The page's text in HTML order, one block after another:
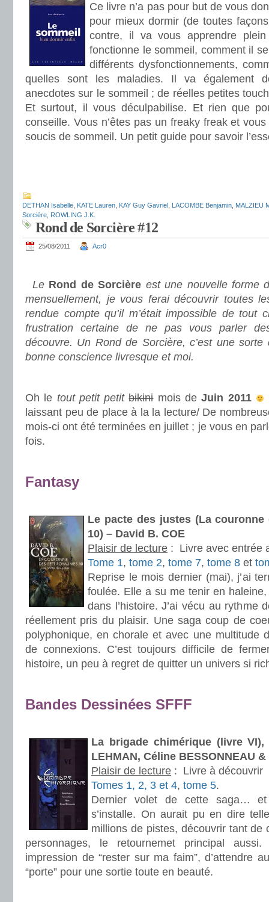
Ce livre n’a pas pour but de vous
pour mieux dormir (de toutes
contre, il va vous apprendre
fonctionne le sommeil, comment il
différents dysfonctionnements,
quelles sont les maladies. Il va également
anecdotes sur le sommeil ; de réelles petites
Et surtout, il vous déculpabilise. Et rien que
conseille. Vous n’êtes pas un freaky freak et
soucis de sommeil. Un petit guide pour savoir
DETHAN Isabelle KATE Lauren KAY Guy Gavriel LACOMBE Benjamin MALZIEU
Sorcière ROWLING J.K.
Rond de Sorcière #12
25/08/2011 Acr0
Le Rond de Sorcière est une nouvelle forme
mensuellement, je vous ferai découvrir toutes
rendue compte qu’il m’était impossible de tout
frustration certaine de ne pas vous parler
découvre. Un Rond de Sorcière, c’est une
bonne conscience livresque et moi.
Oh le tout petit petit bikinimois deJuin 2011
laissant peu de place à la la lecture/ De
mois-ci ont été terminées en juillet ; je vous en
fois.
Fantasy
Le pacte des justes (La
10) – David B. COE
Plaisir de lecture : Livre avec entrée
Tome 1, tome 2, tome 7, tome 8 et
Reprise le mois dernier (mai), j’ai
foulée. Elle a su me tenir en haleine,
dans l’histoire. J’ai vécu au rythme
réellement pris du plaisir. Une saga coup de
polyphonique, en chorale et avec une multitude
de connexions. C’est toujours difficile de
histoire, un peu à regret de quitter un univers si
Bandes Dessinées SFFF
La brigade chimérique (livre VI),
LEHMAN, Céline BESSONNEAU &
Plaisir de lecture : Livre à découvrir
Tomes 1, 2, 3 et 4, tome 5.
Dernier volet de cette saga… et
s’installe. On aurait pu en dire
millions de pistes, découvrir tant de
personnages, le retournemet principal
impression de “rester sur ma faim”, d’attendre
“porte” pour une sortie toute en beauté.